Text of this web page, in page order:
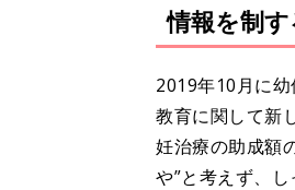
情報を制
2019年10月に幼
教育に関して新
妊治療の助成額
や”と考えず、し